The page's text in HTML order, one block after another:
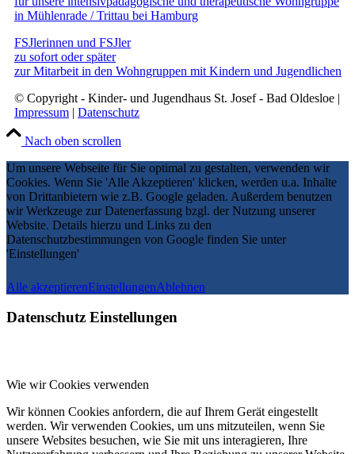
in Mühlenrade / Trittau bei Hamburg
FSJlerinnen und FSJler
zu sofort oder später
zur Mitarbeit in den Wohngruppen mit Kindern und Jugendlichen
© Copyright - Kinder- und Jugendhaus St. Josef - Bad Oldesloe |
Impressum | Datenschutz
Nach oben scrollen
Um unsere Webseite für Sie optimal zu gestalten, verwenden wir
Cookies. Wenn Sie 'Alle Akzeptieren' klicken, werden u.a. Inhalte
von Drittanbietern wie z.B. Google geladen. Außerdem benutzen
wir Werkzeuge zur Datenerfassung bzgl. der Nutzung unserer
Website. Details hierzu und Links zu den
Datenschutzbestimmungen von Google finden Sie unter
'Einstellungen'
Alle akzeptierenEinstellungenAblehnen
Datenschutz Einstellungen
Wie wir Cookies verwenden
Wir können Cookies anfordern, die auf Ihrem Gerät eingestellt
werden. Wir verwenden Cookies, um uns mitzuteilen, wenn Sie
unsere Websites besuchen, wie Sie mit uns interagieren, Ihre